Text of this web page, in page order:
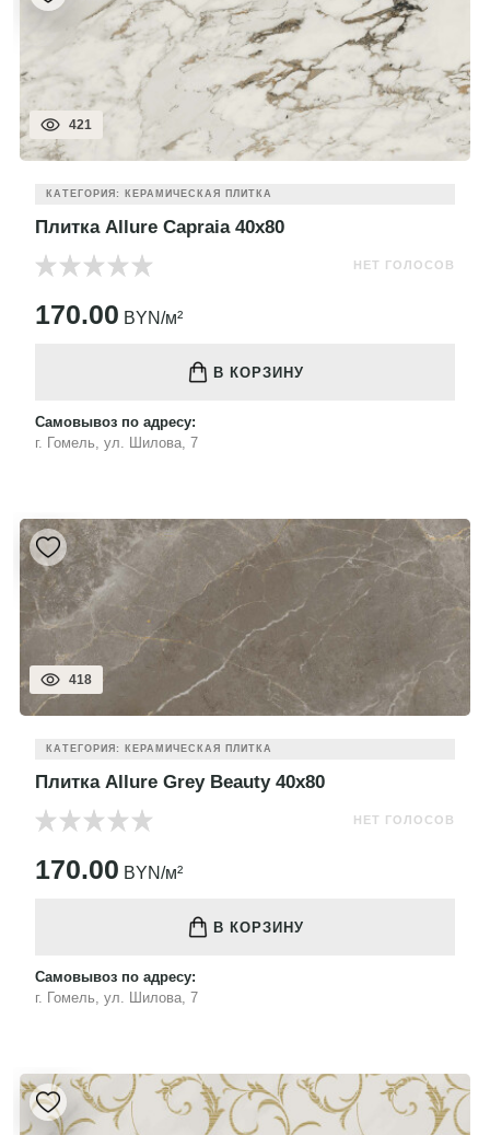
421
КАТЕГОРИЯ: КЕРАМИЧЕСКАЯ ПЛИТКА
Плитка Allure Capraia 40x80
НЕТ ГОЛОСОВ
170.00 BYN/м²
В КОРЗИНУ
Самовывоз по адресу:
г. Гомель, ул. Шилова, 7
418
КАТЕГОРИЯ: КЕРАМИЧЕСКАЯ ПЛИТКА
Плитка Allure Grey Beauty 40x80
НЕТ ГОЛОСОВ
170.00 BYN/м²
В КОРЗИНУ
Самовывоз по адресу:
г. Гомель, ул. Шилова, 7